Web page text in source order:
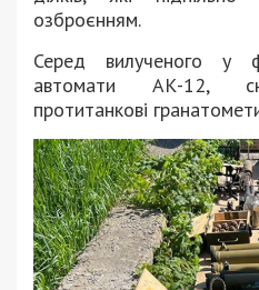
озброєнням.
Серед вилученого у
автомати АК-12,
протитанкові